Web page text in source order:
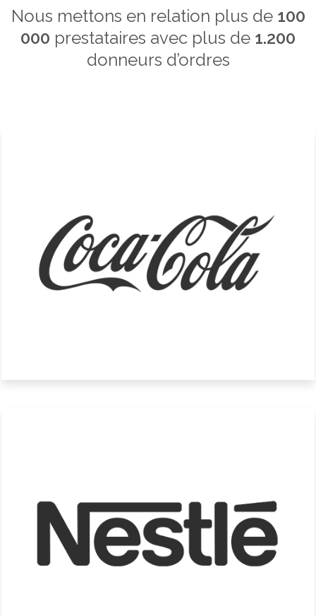
Nous mettons en relation plus de 100
000 prestataires avec plus de 1.200
donneurs d’ordres